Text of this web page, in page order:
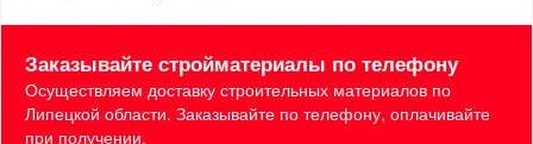
Заказывайте стройматериалы по телефону
Осуществляем доставку строительных материалов по
Липецкой области. Заказывайте по телефону, оплачивайте
при получении.